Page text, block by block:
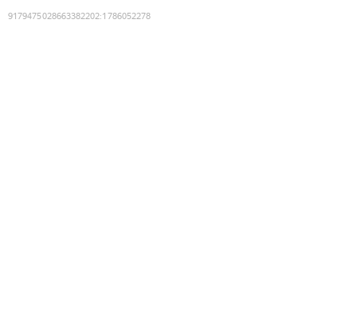
9179475028663382202:1786052278